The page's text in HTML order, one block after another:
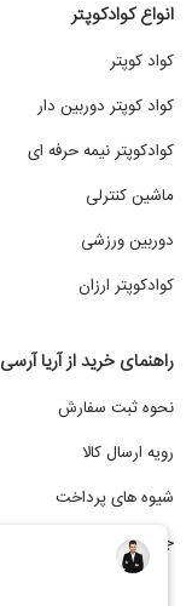
انواع کوادکوپتر
کواد کوپتر
کواد کوپتر دوربین دار
کوادکوپتر نیمه حرفه ای
ماشین کنترلی
دوربین ورزشی
کوادکوپتر ارزان
راهنمای خرید از آریا آرسی
نحوه ثبت سفارش
رویه ارسال کالا
شیوه های پرداخت
جشنواره فروش اقساطی